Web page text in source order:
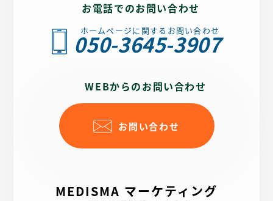
お電話でのお問い合わせ
ホームページに関するお問い合わせ
050-3645-3907
WEBからのお問い合わせ
お問い合わせ
MEDISMA マーケティング